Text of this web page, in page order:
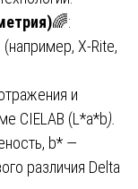
🌈:
X-Rite,
и
CIELAB (L*a*b).
b* —
различия Delta